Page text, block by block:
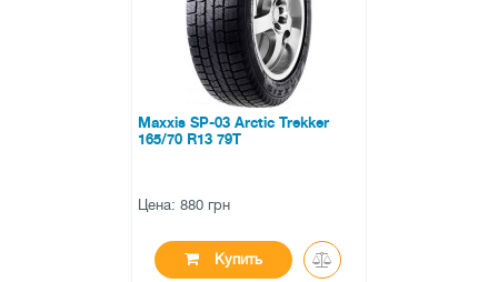
Maxxis SP-03 Arctic Trekker
165/70 R13 79T
Цена: 880 грн
Купить